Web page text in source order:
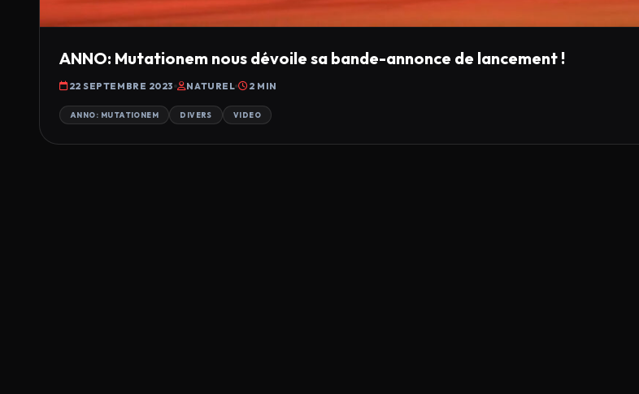
ANNO: Mutationem nous dévoile sa bande-annonce de lancement !
22 SEPTEMBRE 2023 NATUREL 2 MIN
ANNO: MUTATIONEM DIVERS VIDEO